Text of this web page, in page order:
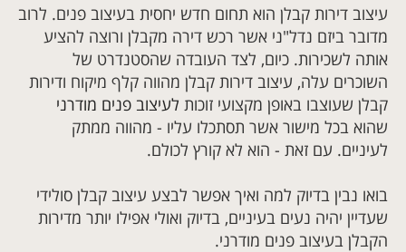
עיצוב דירות קבלן הוא תחום חדש יחסית בעיצוב פנים. לרוב
מדובר ביזם נדל"ני אשר רכש דירה מקבלן ורוצה להציע
אותה לשכירות. כיום, לצד העובדה שהסטנדרט של
השוכרים עלה, עיצוב דירות קבלן מהווה קלף מיקוח ודירות
קבלן שעוצבו באופן מקצועי זוכות לעיצוב פנים מודרני
שהוא בכל מישור אשר תסתכלו עליו - מהווה ממתק
לעיניים. עם זאת - הוא לא קורץ לכולם.
בואו נבין בדיוק למה ואיך אפשר לבצע עיצוב קבלן סולידי
שעדיין יהיה נעים בעיניים, בדיוק ואולי אפילו יותר מדירות
הקבלן בעיצוב פנים מודרני.